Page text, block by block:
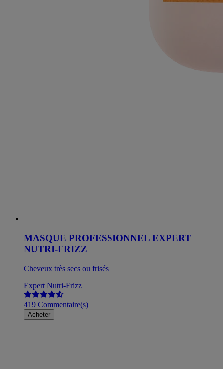
MASQUE PROFESSIONNEL EXPERT
NUTRI-FRIZZ
Cheveux très secs ou frisés
Expert Nutri-Frizz
419 Commentaire(s)
Acheter